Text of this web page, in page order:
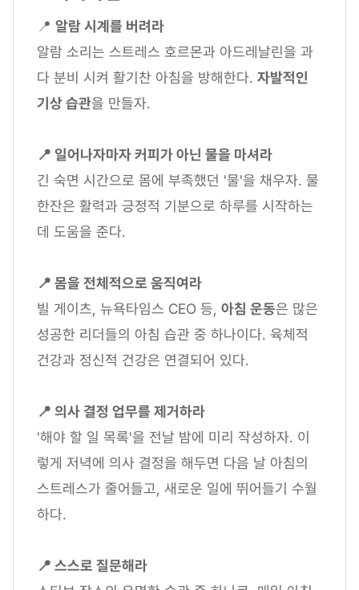
📍 알람 시계를 버려라
알람 소리는 스트레스 호르몬과 아드레날린을 과
다 분비 시켜 활기찬 아침을 방해한다. 자발적인
기상 습관을 만들자.
📍 일어나자마자 커피가 아닌 물을 마셔라
긴 숙면 시간으로 몸에 부족했던 '물'을 채우자. 물
한잔은 활력과 긍정적 기분으로 하루를 시작하는
데 도움을 준다.
📍 몸을 전체적으로 움직여라
빌 게이츠, 뉴욕타임스 CEO 등, 아침 운동은 많은
성공한 리더들의 아침 습관 중 하나이다. 육체적
건강과 정신적 건강은 연결되어 있다.
📍 의사 결정 업무를 제거하라
'해야 할 일 목록'을 전날 밤에 미리 작성하자. 이
렇게 저녁에 의사 결정을 해두면 다음 날 아침의
스트레스가 줄어들고, 새로운 일에 뛰어들기 수월
하다.
📍 스스로 질문해라